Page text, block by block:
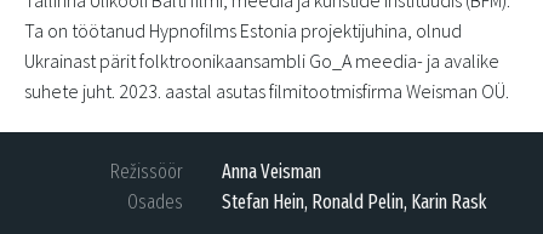
Ta on töötanud Hypnofilms Estonia projektijuhina, olnud
Ukrainast pärit folktroonikaansambli Go_A meedia- ja avalike
suhete juht. 2023. aastal asutas filmitootmisfirma Weisman OÜ.
Režissöör
Anna Veisman
Osades
Stefan Hein, Ronald Pelin, Karin Rask